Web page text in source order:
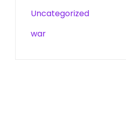
Uncategorized
war